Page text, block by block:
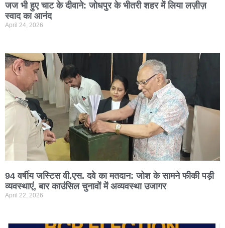
जज भी हुए चाट के दीवाने: जोधपुर के भीतरी शहर में लिया लज़ीज़
स्वाद का आनंद
April 24, 2026
94 वर्षीय जस्टिस वी.एस. दवे का मतदान: जोश के सामने फीकी पड़ी
व्यवस्थाएं, बार काउंसिल चुनावों में अव्यवस्था उजागर
April 22, 2026